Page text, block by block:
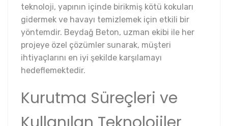
teknoloji, yapının içinde birikmiş kötü kokuları
gidermek ve havayı temizlemek için etkili bir
yöntemdir. Beydağ Beton, uzman ekibi ile her
projeye özel çözümler sunarak, müşteri
ihtiyaçlarını en iyi şekilde karşılamayı
hedeflemektedir.
Kurutma Süreçleri ve